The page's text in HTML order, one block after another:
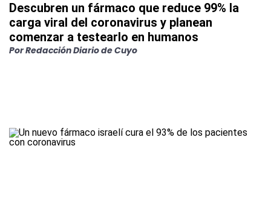
Descubren un fármaco que reduce 99% la
carga viral del coronavirus y planean
comenzar a testearlo en humanos
Por Redacción Diario de Cuyo